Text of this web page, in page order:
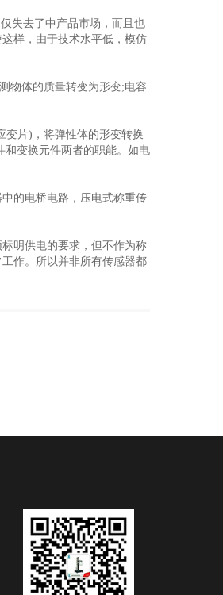
失去了中产品市场，而且也
样，由于技术水平低，模仿
物体的质量转变为形变;电容
变片)，将弹性体的形变转换
和变换元件两者的职能。如电
的电桥电路，压电式称重传
明供电的要求，但不作为称
作。所以并非所有传感器都